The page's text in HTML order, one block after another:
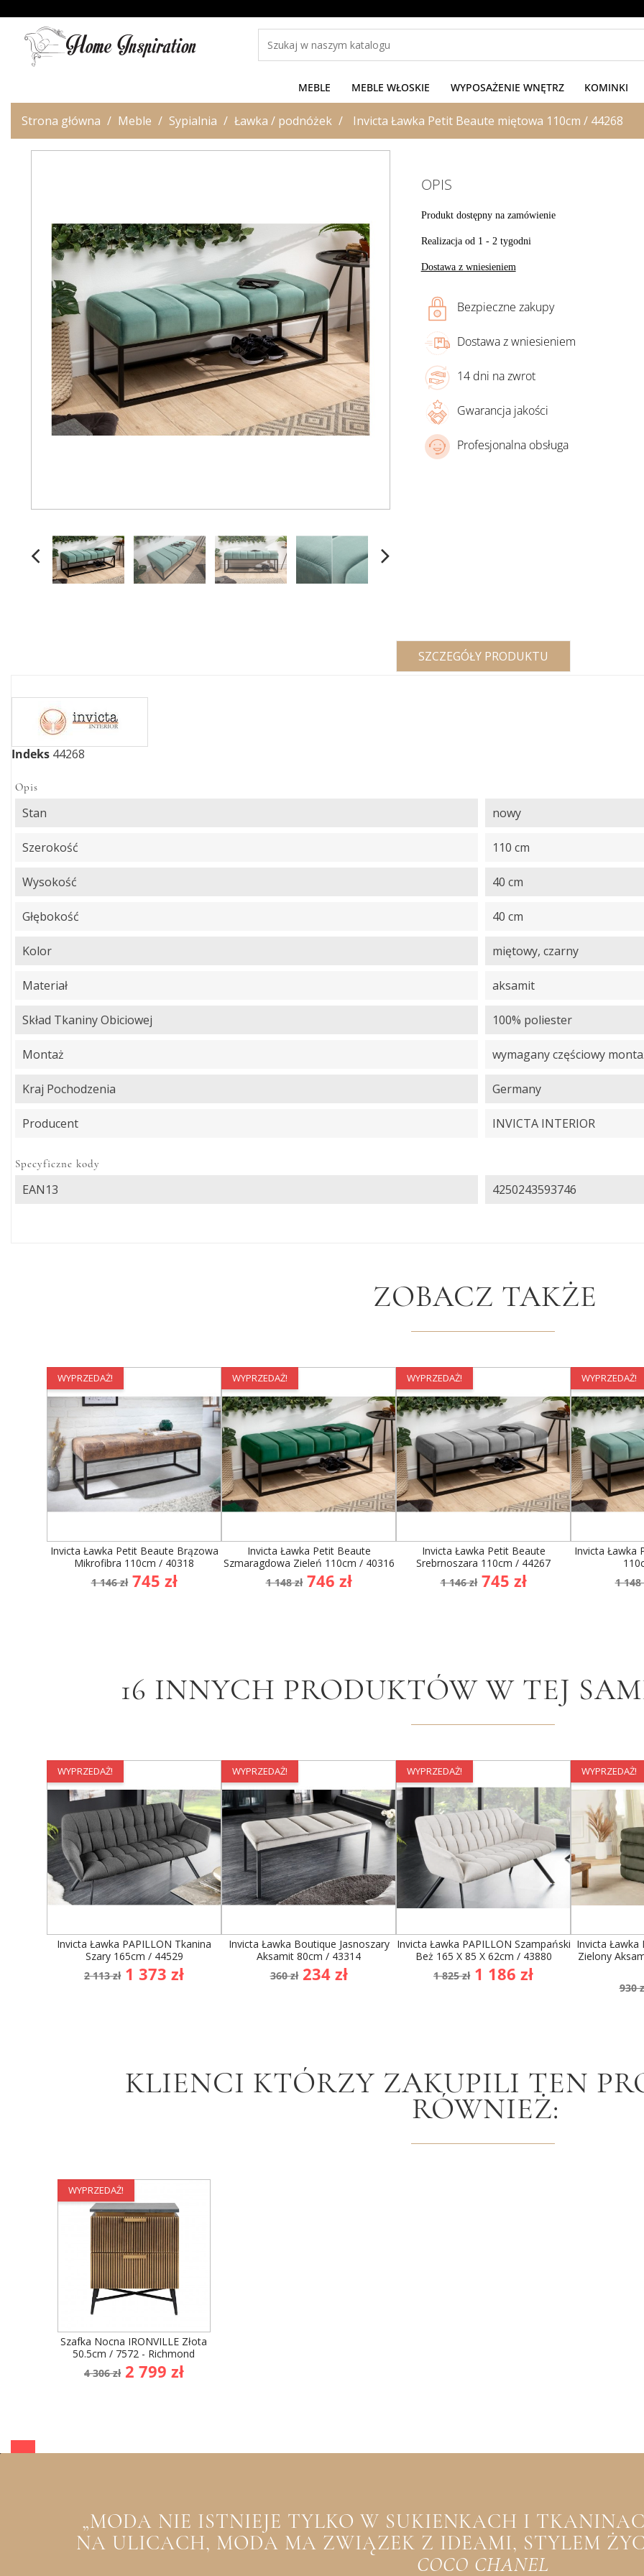
MEBLE MEBLE WŁOSKIE WYPOSAŻENIE WNĘTRZ KOMINKI
Strona główna Meble Sypialnia Ławka / podnóżek Invicta Ławka Petit Beaute miętowa 110cm / 44268
OPIS
Produkt dostępny na zamówienie
Realizacja od 1 - 2 tygodni
Dostawa z wniesieniem
Bezpieczne zakupy
Dostawa z wniesieniem
14 dni na zwrot
Gwarancja jakości
Profesjonalna obsługa
SZCZEGÓŁY PRODUKTU
Indeks 44268
Opis
Stan nowy
Szerokość 110 cm
Wysokość 40 cm
Głębokość 40 cm
Kolor miętowy, czarny
Materiał aksamit
Skład Tkaniny Obiciowej 100% poliester
Montaż wymagany częściowy
Kraj Pochodzenia Germany
Producent INVICTA INTERIOR
Specyficzne kody
EAN13 4250243593746
ZOBACZ TAKŻE
WYPRZEDAŻ!
Invicta Ławka Petit Beaute Brązowa
Mikrofibra 110cm / 40318
Cena
podstawowa
1 146 zł Cena
745 zł
WYPRZEDAŻ!
Invicta Ławka Petit Beaute
Szmaragdowa Zieleń 110cm / 40316
Cena
podstawowa
1 148 zł Cena
746 zł
WYPRZEDAŻ!
Invicta Ławka Petit Beaute
Srebrnoszara 110cm / 44267
Cena
podstawowa
1 146 zł Cena
745 zł
WYPRZEDAŻ!
Invicta Ławka
1 148
16 INNYCH PRODUKTÓW W TEJ
WYPRZEDAŻ!
Invicta Ławka PAPILLON Tkanina
Szary 165cm / 44529
Cena
podstawowa
2 113 zł Cena
1 373 zł
WYPRZEDAŻ!
Invicta Ławka Boutique Jasnoszary
Aksamit 80cm / 43314
Cena
podstawowa
360 zł Cena
234 zł
WYPRZEDAŻ!
Invicta Ławka PAPILLON Szampański
Beż 165 X 85 X 62cm / 43880
Cena
podstawowa
1 825 zł Cena
1 186 zł
WYPRZEDAŻ!
Invicta Ławka
Zielony
930
KLIENCI KTÓRZY ZAKUPILI TEN
RÓWNIEŻ:
WYPRZEDAŻ!
Szafka Nocna IRONVILLE Złota
50.5cm / 7572 - Richmond
Cena
podstawowa
4 306 zł Cena
2 799 zł
„MODA NIE ISTNIEJE TYLKO W SUKIENKACH I
NA ULICACH, MODA MA ZWIĄZEK Z IDEAMI, STYLEM
COCO CHANEL